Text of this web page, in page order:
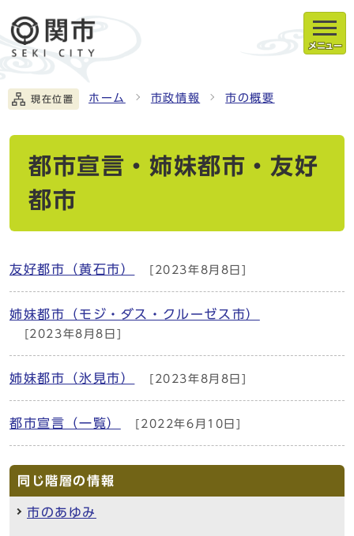
メニュー
現在位置 ホーム 市政情報 市の概要
都市宣言・姉妹都市・友好
都市
友好都市（黄石市） [2023年8月8日]
姉妹都市（モジ・ダス・クルーゼス市）
[2023年8月8日]
姉妹都市（氷見市） [2023年8月8日]
都市宣言（一覧） [2022年6月10日]
同じ階層の情報
市のあゆみ